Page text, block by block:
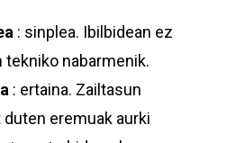
: sinplea. Ibilbidean ez
tekniko nabarmenik.
: ertaina. Zailtasun
eremuak aurki